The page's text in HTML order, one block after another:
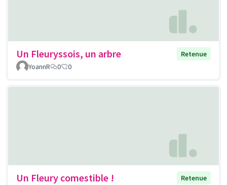
Un Fleuryssois, un arbre
Retenue
YoannR
0 0
Un Fleury comestible !
Retenue